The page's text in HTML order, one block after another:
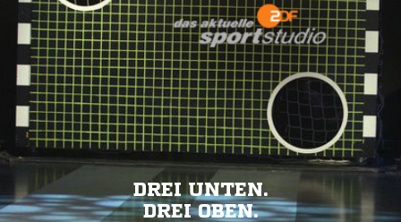
DREI UNTEN.
DREI OBEN.